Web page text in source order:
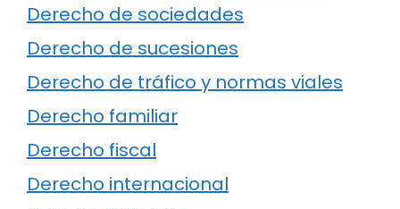
Derecho de sociedades
Derecho de sucesiones
Derecho de tráfico y normas viales
Derecho familiar
Derecho fiscal
Derecho internacional